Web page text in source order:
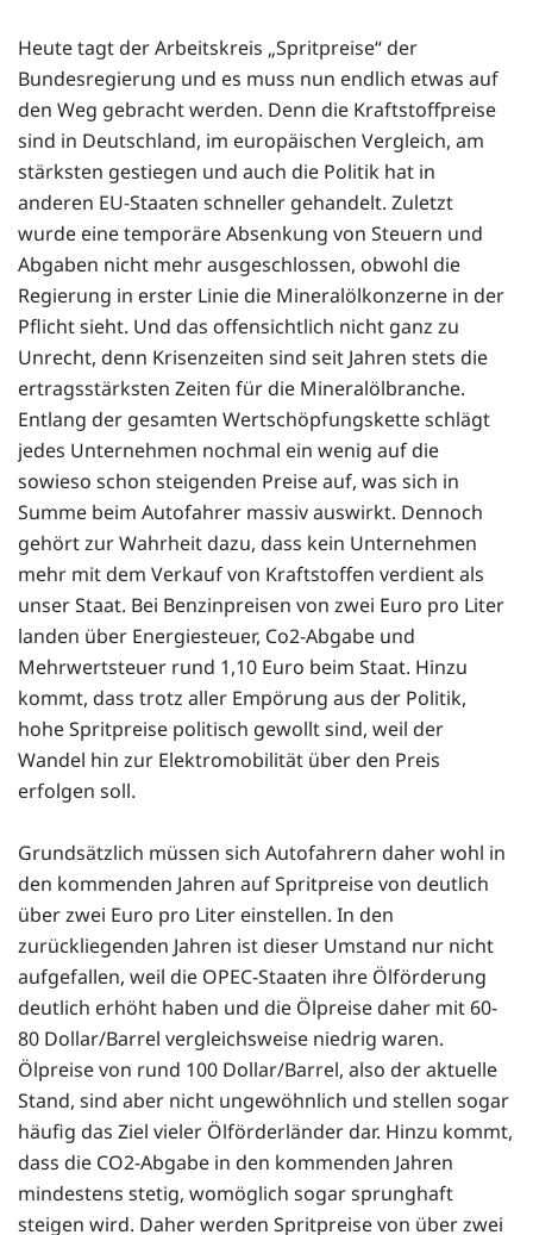
Heute tagt der Arbeitskreis „Spritpreise“ der
Bundesregierung und es muss nun endlich etwas auf
den Weg gebracht werden. Denn die Kraftstoffpreise
sind in Deutschland, im europäischen Vergleich, am
stärksten gestiegen und auch die Politik hat in
anderen EU-Staaten schneller gehandelt. Zuletzt
wurde eine temporäre Absenkung von Steuern und
Abgaben nicht mehr ausgeschlossen, obwohl die
Regierung in erster Linie die Mineralölkonzerne in der
Pflicht sieht. Und das offensichtlich nicht ganz zu
Unrecht, denn Krisenzeiten sind seit Jahren stets die
ertragsstärksten Zeiten für die Mineralölbranche.
Entlang der gesamten Wertschöpfungskette schlägt
jedes Unternehmen nochmal ein wenig auf die
sowieso schon steigenden Preise auf, was sich in
Summe beim Autofahrer massiv auswirkt. Dennoch
gehört zur Wahrheit dazu, dass kein Unternehmen
mehr mit dem Verkauf von Kraftstoffen verdient als
unser Staat. Bei Benzinpreisen von zwei Euro pro Liter
landen über Energiesteuer, Co2-Abgabe und
Mehrwertsteuer rund 1,10 Euro beim Staat. Hinzu
kommt, dass trotz aller Empörung aus der Politik,
hohe Spritpreise politisch gewollt sind, weil der
Wandel hin zur Elektromobilität über den Preis
erfolgen soll.
Grundsätzlich müssen sich Autofahrern daher wohl in
den kommenden Jahren auf Spritpreise von deutlich
über zwei Euro pro Liter einstellen. In den
zurückliegenden Jahren ist dieser Umstand nur nicht
aufgefallen, weil die OPEC-Staaten ihre Ölförderung
deutlich erhöht haben und die Ölpreise daher mit 60-
80 Dollar/Barrel vergleichsweise niedrig waren.
Ölpreise von rund 100 Dollar/Barrel, also der aktuelle
Stand, sind aber nicht ungewöhnlich und stellen sogar
häufig das Ziel vieler Ölförderländer dar. Hinzu kommt,
dass die CO2-Abgabe in den kommenden Jahren
mindestens stetig, womöglich sogar sprunghaft
steigen wird. Daher werden Spritpreise von über zwei